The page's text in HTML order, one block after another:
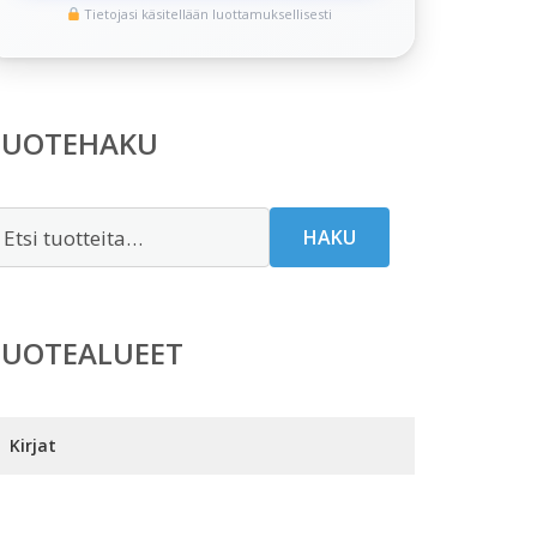
Tietojasi käsitellään luottamuksellisesti
HAKU
Kirjat